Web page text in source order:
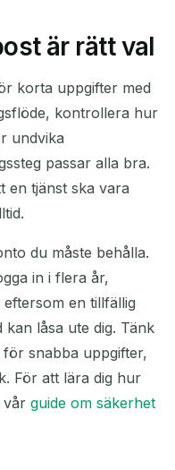
är rätt val
korta uppgifter med
kontrollera hur
undvika
passar alla bra.
en tjänst ska vara
du måste behålla.
in i flera år,
en tillfällig
låsa ute dig. Tänk
snabba uppgifter,
För att lära dig hur
vår guide om säkerhet